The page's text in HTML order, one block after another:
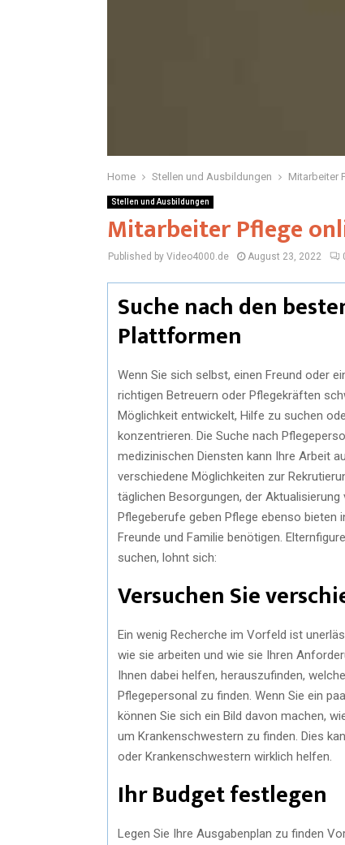
Home Stellen und Ausbildungen Mitarbeiter
Stellen und Ausbildungen
Mitarbeiter Pflege
Published by Video4000.de August 23, 2022
Suche nach den
Plattformen
Wenn Sie sich selbst, einen Freund oder
richtigen Betreuern oder Pflegekräften
Möglichkeit entwickelt, Hilfe zu suchen
konzentrieren. Die Suche nach
medizinischen Diensten kann Ihre Arbeit
verschiedene Möglichkeiten zur
täglichen Besorgungen, der
Pflegeberufe geben Pflege ebenso bieten
Freunde und Familie benötigen.
suchen, lohnt sich:
Versuchen Sie
Ein wenig Recherche im Vorfeld ist
wie sie arbeiten und wie sie Ihren
Ihnen dabei helfen, herauszufinden,
Pflegepersonal zu finden. Wenn Sie ein
können Sie sich ein Bild davon machen,
um Krankenschwestern zu finden. Dies
oder Krankenschwestern wirklich helfen.
Ihr Budget festlegen
Legen Sie Ihre Ausgabenplan zu finden